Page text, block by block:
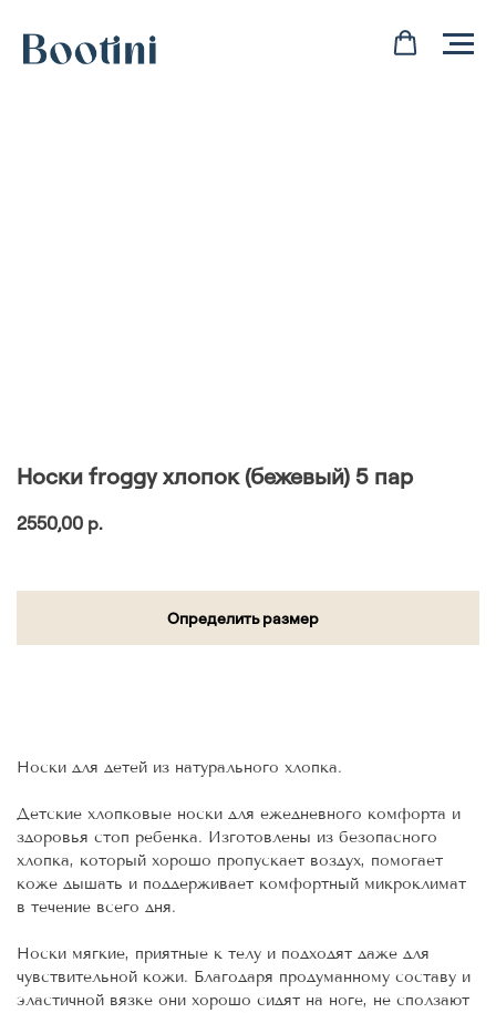
Носки froggy хлопок (бежевый) 5 пар
2550,00 р.
Определить размер
Носки для детей из натурального хлопка.
Детские хлопковые носки для ежедневного комфорта и
здоровья стоп ребенка. Изготовлены из безопасного
хлопка, который хорошо пропускает воздух, помогает
коже дышать и поддерживает комфортный микроклимат
в течение всего дня.
Носки мягкие, приятные к телу и подходят даже для
чувствительной кожи. Благодаря продуманному составу и
эластичной вязке они хорошо сидят на ноге, не сползают